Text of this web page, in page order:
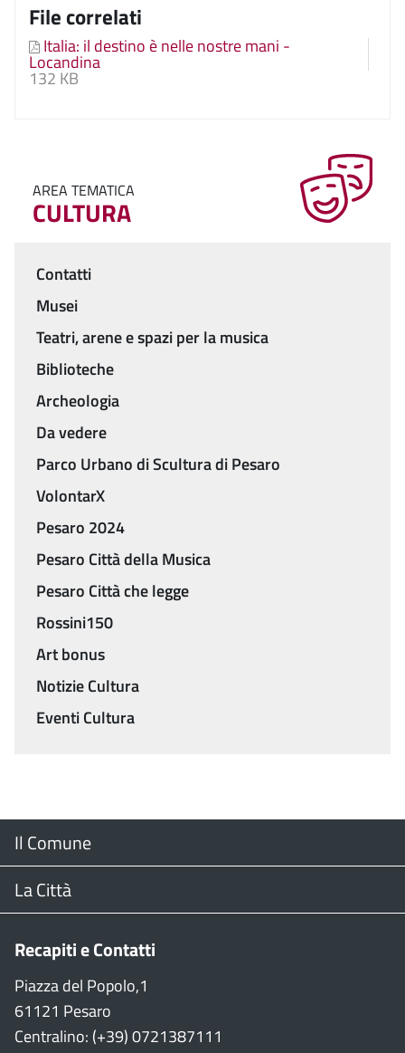
File correlati
Italia: il destino è nelle nostre mani -
Locandina
132 KB
AREA TEMATICA
CULTURA
Menu
Contatti
Musei
Teatri, arene e spazi per la musica
Biblioteche
Archeologia
Da vedere
Parco Urbano di Scultura di Pesaro
VolontarX
Pesaro 2024
Pesaro Città della Musica
Pesaro Città che legge
Rossini150
Art bonus
Notizie Cultura
Eventi Cultura
Menu
Footer
Il Comune
Il Sindaco
Consiglio Comunale
CON
La Città
Stradario
WiFi
Recapiti e Contatti
Piazza del Popolo,1
61121 Pesaro
Centralino: (+39) 0721387111